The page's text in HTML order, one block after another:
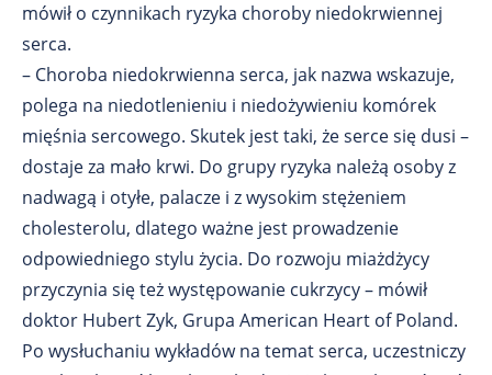
mówił o czynnikach ryzyka choroby niedokrwiennej
serca.
– Choroba niedokrwienna serca, jak nazwa wskazuje,
polega na niedotlenieniu i niedożywieniu komórek
mięśnia sercowego. Skutek jest taki, że serce się dusi –
dostaje za mało krwi. Do grupy ryzyka należą osoby z
nadwagą i otyłe, palacze i z wysokim stężeniem
cholesterolu, dlatego ważne jest prowadzenie
odpowiedniego stylu życia. Do rozwoju miażdżycy
przyczynia się też występowanie cukrzycy – mówił
doktor Hubert Zyk, Grupa American Heart of Poland.
Po wysłuchaniu wykładów na temat serca, uczestniczy